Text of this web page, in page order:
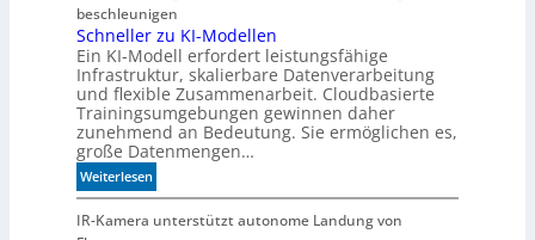
n
n
d
i
e
K
I
m
i
t
d
beschleunigen
Schneller zu KI-Modellen
Ein KI-Modell erfordert leistungsfähige
Infrastruktur, skalierbare Datenverarbeitung
und flexible Zusammenarbeit. Cloudbasierte
Trainingsumgebungen gewinnen daher
zunehmend an Bedeutung. Sie ermöglichen es,
große Datenmengen…
Weiterlesen:
S
c
IR-Kamera unterstützt autonome Landung von